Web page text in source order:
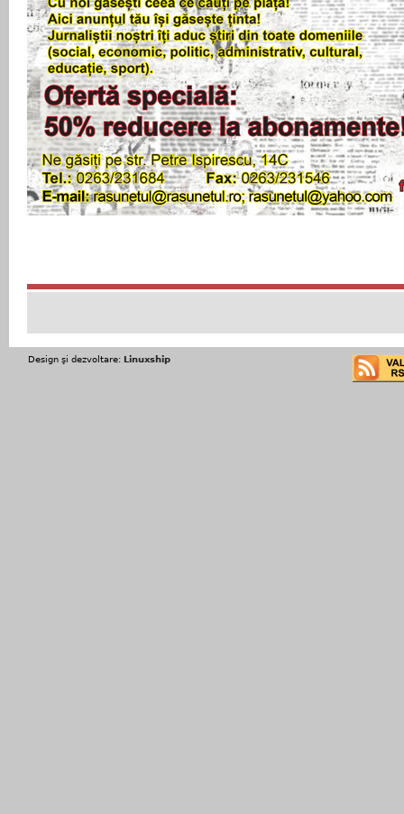
Design şi dezvoltare: Linuxship